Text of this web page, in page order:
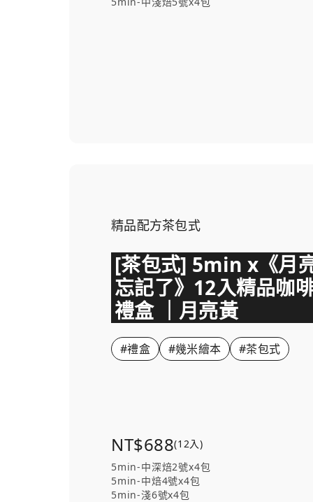
精品配方茶包式
[茶包式] 5min x《月
忘記了》12入精品咖
禮盒 ｜月亮黃
#禮盒 #幾米繪本 #茶包式
NT$688(12入)
5min-中深焙2號x4包
5min-中焙4號x4包
5min-淺6號x4包